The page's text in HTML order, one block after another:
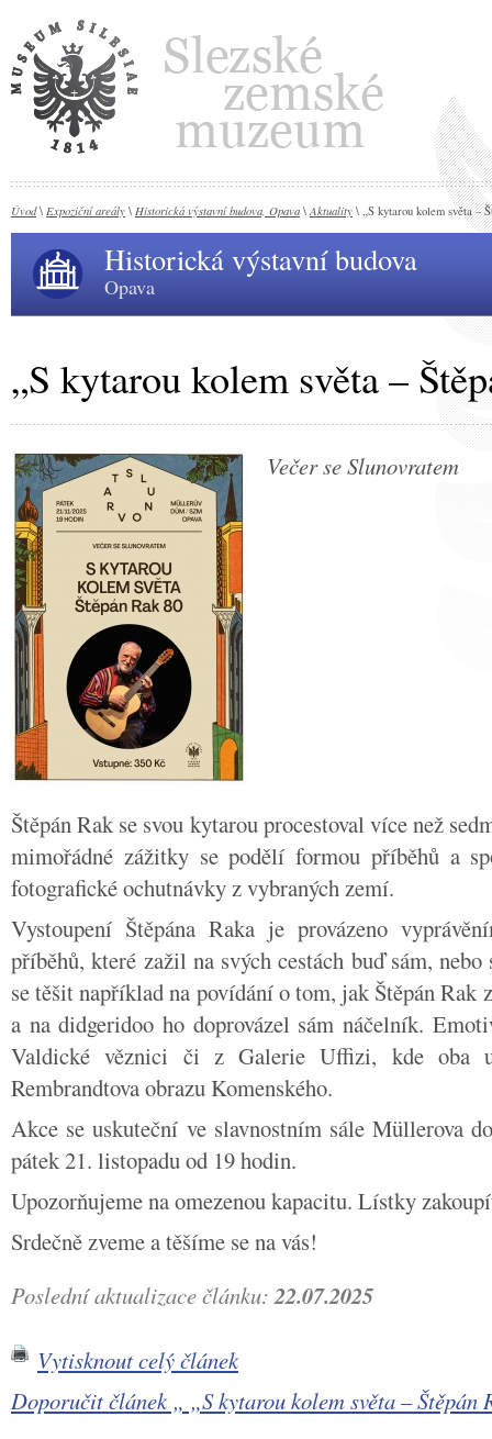
Úvod\ Expoziční areály \ Historická výstavní budova, Opava \Aktuality \ „S kytarou kolem světa –
Historická výstavní budova
Opava
„S kytarou kolem světa –
Večer se Slunovratem
Štěpán Rak se svou kytarou procestoval více než
mimořádné zážitky se podělí formou příběhů a
fotografické ochutnávky z vybraných zemí.
Vystoupení Štěpána Raka je provázeno
příběhů, které zažil na svých cestách buď sám,
se těšit například na povídání o tom, jak Štěpán Rak
a na didgeridoo ho doprovázel sám náčelník.
Valdické věznici či z Galerie Uffizi, kde oba
Rembrandtova obrazu Komenského.
Akce se uskuteční ve slavnostním sále Müllerova
pátek 21. listopadu od 19 hodin.
Upozorňujeme na omezenou kapacitu. Lístky
Srdečně zveme a těšíme se na vás!
Poslední aktualizace článku:22.07.2025
Vytisknout celý článek
Doporučit článek „ „S kytarou kolem světa –